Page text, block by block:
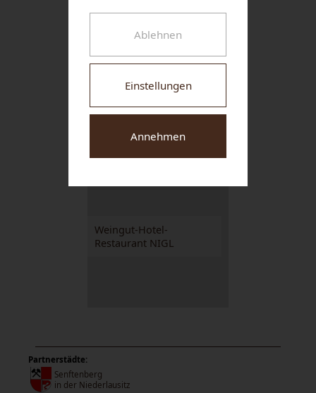
Weingut-Hotel-
Restaurant NIGL
Partnerstädte:
Senftenberg
in der Niederlausitz
Ablehnen
Einstellungen
Annehmen